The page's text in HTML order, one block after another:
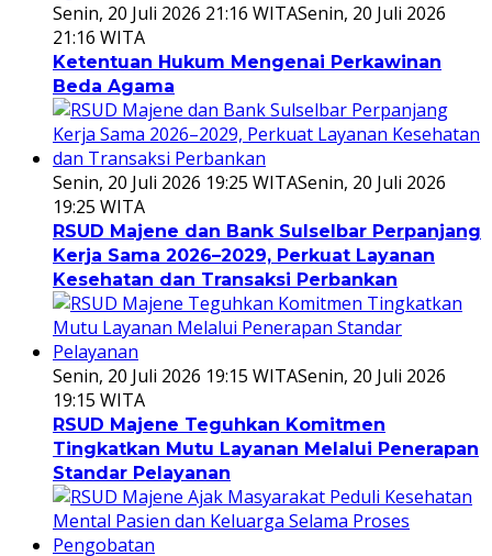
Senin, 20 Juli 2026 21:16 WITASenin, 20 Juli 2026
21:16 WITA
Ketentuan Hukum Mengenai Perkawinan
Beda Agama
Senin, 20 Juli 2026 19:25 WITASenin, 20 Juli 2026
19:25 WITA
RSUD Majene dan Bank Sulselbar Perpanjang
Kerja Sama 2026–2029, Perkuat Layanan
Kesehatan dan Transaksi Perbankan
Senin, 20 Juli 2026 19:15 WITASenin, 20 Juli 2026
19:15 WITA
RSUD Majene Teguhkan Komitmen
Tingkatkan Mutu Layanan Melalui Penerapan
Standar Pelayanan